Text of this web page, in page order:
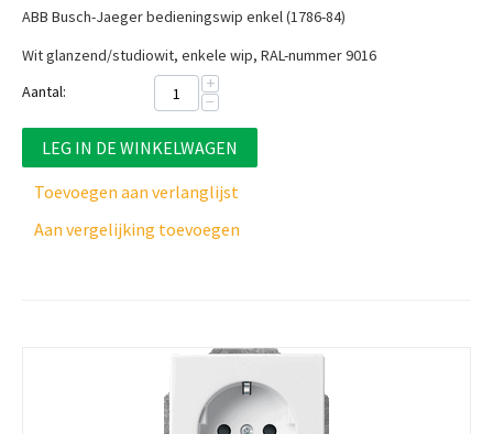
ABB Busch-Jaeger bedieningswip enkel (1786-84)
Wit glanzend/studiowit, enkele wip, RAL-nummer 9016
Aantal:
+
−
LEG IN DE WINKELWAGEN
Toevoegen aan verlanglijst
Aan vergelijking toevoegen